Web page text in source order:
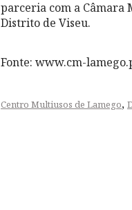
parceria com a Câmara
Distrito de Viseu.
Fonte: www.cm-
Centro Multiusos de Lamego,